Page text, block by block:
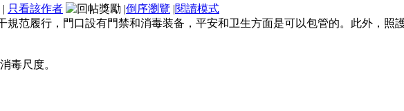
| 只看該作者 |倒序瀏覽 |閱讀模式
規范履行，門口設有門禁和消毒装备，平安和卫生方面是可以包管的。此外，照
毒尺度。